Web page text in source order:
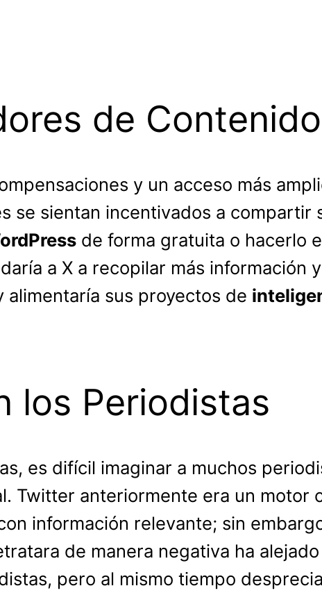
de Contenido
y un acceso más
se sientan incentivados a compartir
de forma gratuita o hacerlo
a X a recopilar más
sus proyectos de
los Periodistas
es difícil imaginar a muchos
Twitter anteriormente era un motor
información relevante; sin
de manera negativa ha
pero al mismo tiempo